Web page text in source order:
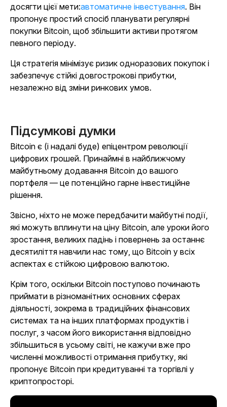
досягти цієї мети:автоматичне інвестування. Він
пропонує простий спосіб планувати регулярні
покупки Bitcoin, щоб збільшити активи протягом
певного періоду.
Ця стратегія мінімізує ризик одноразових покупок і
забезпечує стійкі довгострокові прибутки,
незалежно від зміни ринкових умов.
Підсумкові думки
Bitcoin є (і надалі буде) епіцентром революції
цифрових грошей. Принаймні в найближчому
майбутньому додавання Bitcoin до вашого
портфеля — це потенційно гарне інвестиційне
рішення.
Звісно, ніхто не може передбачити майбутні події,
які можуть вплинути на ціну Bitcoin, але уроки його
зростання, великих падінь і повернень за останнє
десятиліття навчили нас тому, що Bitcoin у всіх
аспектах є стійкою цифровою валютою.
Крім того, оскільки Bitcoin поступово починають
приймати в різноманітних основних сферах
діяльності, зокрема в традиційних фінансових
системах та на інших платформах продуктів і
послуг, з часом його використання відповідно
збільшиться в усьому світі, не кажучи вже про
численні можливості отримання прибутку, які
пропонує Bitcoin при кредитуванні та торгівлі у
криптопросторі.